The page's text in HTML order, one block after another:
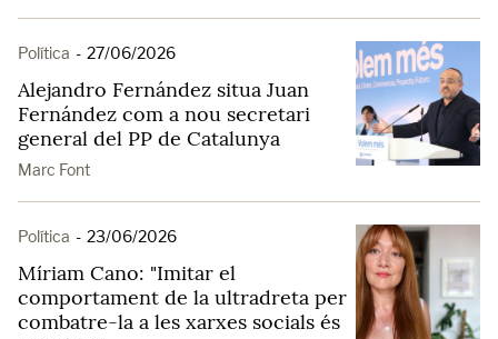
Política - 27/06/2026
Alejandro Fernández situa Juan
Fernández com a nou secretari
general del PP de Catalunya
Marc Font
Política - 23/06/2026
Míriam Cano: "Imitar el
comportament de la ultradreta per
combatre-la a les xarxes socials és